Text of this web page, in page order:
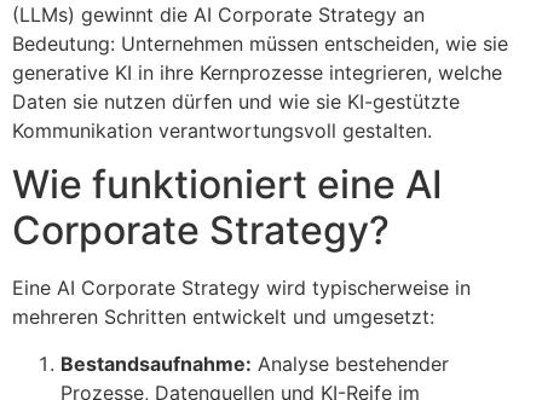
(LLMs) gewinnt die AI Corporate Strategy an
Bedeutung: Unternehmen müssen entscheiden, wie sie
generative KI in ihre Kernprozesse integrieren, welche
Daten sie nutzen dürfen und wie sie KI-gestützte
Kommunikation verantwortungsvoll gestalten.
Wie funktioniert eine AI
Corporate Strategy?
Eine AI Corporate Strategy wird typischerweise in
mehreren Schritten entwickelt und umgesetzt:
Bestandsaufnahme: Analyse bestehender
Prozesse, Datenquellen und KI-Reife im